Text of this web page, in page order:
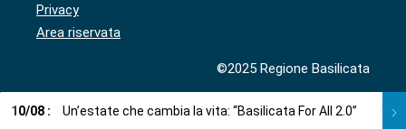
Privacy
Area riservata
©2025 Regione Basilicata
10/08 : Un’estate che cambia la vita: “Basilicata For All 2.0” 09/